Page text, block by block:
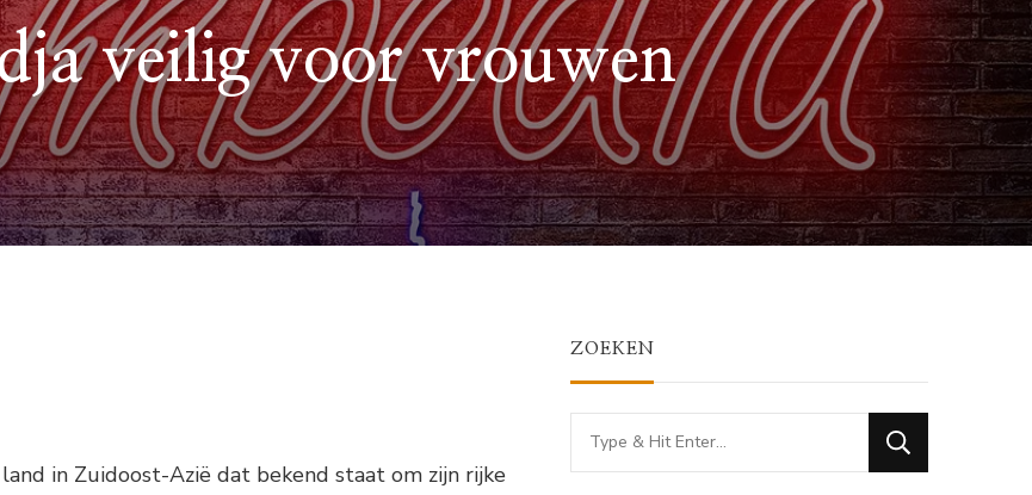
veilig voor vrouwen
in Zuidoost-Azië dat bekend staat om zijn rijke
ZOEKEN
Looking
for